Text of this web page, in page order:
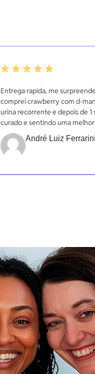
Entrega rapida, me
comprei crawberry com d-
urina recorrente e depois de
curado e sentindo uma
Gratidão
André Luiz Ferrarini